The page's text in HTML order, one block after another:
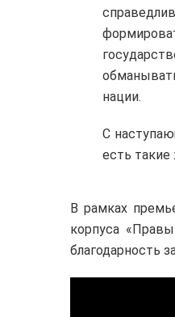
нации.
С
есть
В рамках
корпуса
благодарность